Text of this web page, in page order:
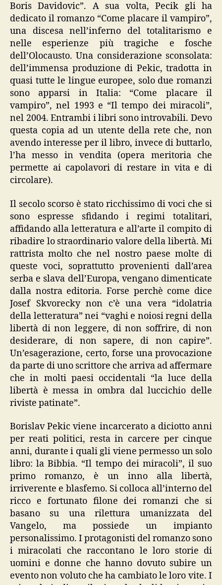
Boris Davidovic”. A sua volta, Pecik gli ha
dedicato il romanzo “Come placare il vampiro”,
una discesa nell’inferno del totalitarismo e
nelle esperienze più tragiche e fosche
dell’Olocausto. Una considerazione sconsolata:
dell’immensa produzione di Pekic, tradotta in
quasi tutte le lingue europee, solo due romanzi
sono apparsi in Italia: “Come placare il
vampiro”, nel 1993 e “Il tempo dei miracoli”,
nel 2004. Entrambi i libri sono introvabili. Devo
questa copia ad un utente della rete che, non
avendo interesse per il libro, invece di buttarlo,
l’ha messo in vendita (opera meritoria che
permette ai capolavori di restare in vita e di
circolare).
Il secolo scorso è stato ricchissimo di voci che si
sono espresse sfidando i regimi totalitari,
affidando alla letteratura e all’arte il compito di
ribadire lo straordinario valore della libertà. Mi
rattrista molto che nel nostro paese molte di
queste voci, soprattutto provenienti dall’area
serba e slava dell’Europa, vengano dimenticate
dalla nostra editoria. Forse perchè come dice
Josef Skvorecky non c’è una vera “idolatria
della letteratura” nei “vaghi e noiosi regni della
libertà di non leggere, di non soffrire, di non
desiderare, di non sapere, di non capire”.
Un’esagerazione, certo, forse una provocazione
da parte di uno scrittore che arriva ad affermare
che in molti paesi occidentali “la luce della
libertà è messa in ombra dal luccichio delle
riviste patinate”.
Borislav Pekic viene incarcerato a diciotto anni
per reati politici, resta in carcere per cinque
anni, durante i quali gli viene permesso un solo
libro: la Bibbia. “Il tempo dei miracoli”, il suo
primo romanzo, è un inno alla libertà,
irriverente e blasfemo. Si colloca all’interno del
ricco e fortunato filone dei romanzi che si
basano su una rilettura umanizzata del
Vangelo, ma possiede un impianto
personalissimo. I protagonisti del romanzo sono
i miracolati che raccontano le loro storie di
uomini e donne che hanno dovuto subire un
evento non voluto che ha cambiato le loro vite. I